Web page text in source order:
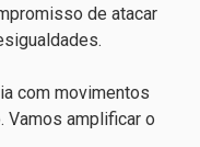
de atacar
com movimentos
Vamos amplificar o